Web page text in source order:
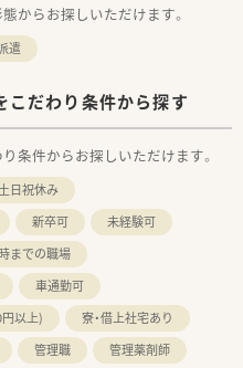
からお探しいただけます。
遣
こだわり条件から探す
条件からお探しいただけます。
土日祝休み
新卒可
未経験可
までの職場
車通勤可
以上)
寮・借上社宅あり
管理職 管理薬剤師